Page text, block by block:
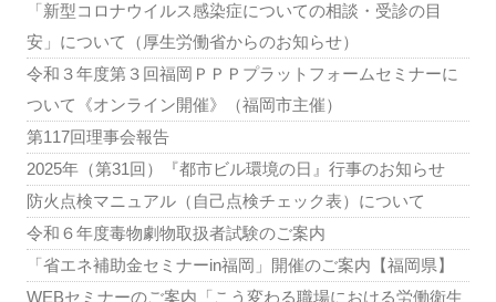
「新型コロナウイルス感染症についての相談・受診の目
安」について（厚生労働省からのお知らせ）
令和３年度第３回福岡ＰＰＰプラットフォームセミナーに
ついて《オンライン開催》（福岡市主催）
第117回理事会報告
2025年（第31回）『都市ビル環境の日』行事のお知らせ
防火点検マニュアル（自己点検チェック表）について
令和６年度毒物劇物取扱者試験のご案内
「省エネ補助金セミナーin福岡」開催のご案内【福岡県】
WEBセミナーのご案内「こう変わる職場における労働衛生